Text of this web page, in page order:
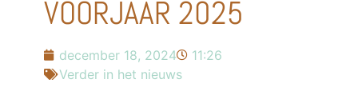
VOORJAAR 2025
december 18, 2024
11:26
Verder in het nieuws